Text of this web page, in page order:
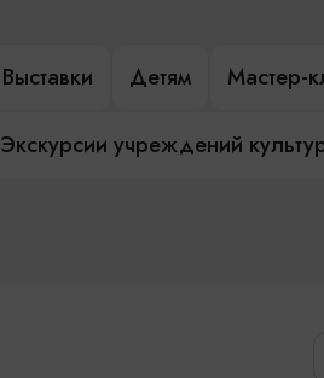
Выставки Детям Мастер-
Экскурсии учреждений